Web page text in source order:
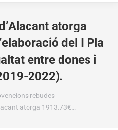
atorga
del I Pla
entre dones i
2022).
rebudes
atorga 1913.73€…